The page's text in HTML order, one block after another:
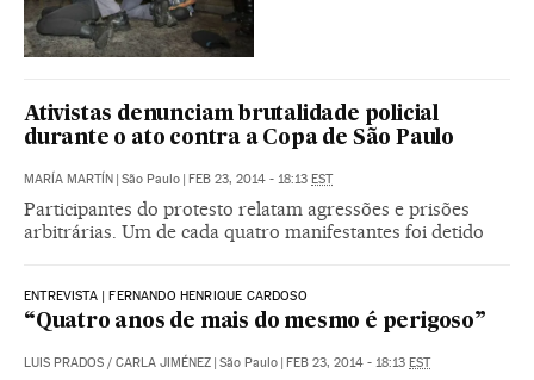
Ativistas denunciam brutalidade policial
durante o ato contra a Copa de São Paulo
MARÍA MARTÍN | São Paulo | FEB 23, 2014 - 18:13 EST
Participantes do protesto relatam agressões e prisões
arbitrárias. Um de cada quatro manifestantes foi detido
ENTREVISTA | FERNANDO HENRIQUE CARDOSO
“Quatro anos de mais do mesmo é perigoso”
LUIS PRADOS / CARLA JIMÉNEZ | São Paulo | FEB 23, 2014 - 18:13 EST